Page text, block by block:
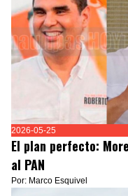
2026-05-25
El plan perfecto:
al PAN
Por: Marco Esquivel